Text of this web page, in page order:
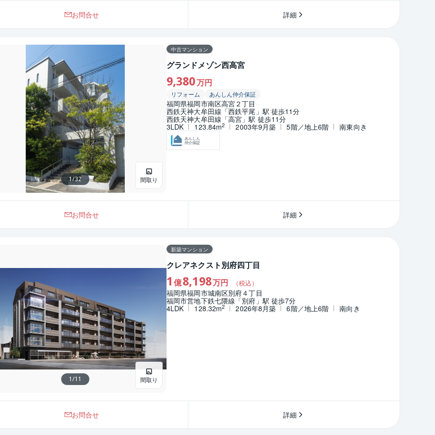
お問合せ 詳細
間取り
1/32
中古マンション
グランドメゾン西高宮
9,380万円
リフォーム あんしん仲介保証
福岡県福岡市南区高宮２丁目
西鉄天神大牟田線「西鉄平尾」駅 徒歩11分
西鉄天神大牟田線「高宮」駅 徒歩11分
3LDK
123.84m2 2003年9月築 5階／地上6階 南東向き
あんしん
仲介保証
お問合せ 詳細
間取り
1/11
新築マンション
クレアネクスト別府四丁目
1 億8,198万円 （税込）
福岡県福岡市城南区別府４丁目
福岡市営地下鉄七隈線「別府」駅 徒歩7分
4LDK
128.32m2 2026年8月築 6階／地上6階 南向き
お問合せ 詳細